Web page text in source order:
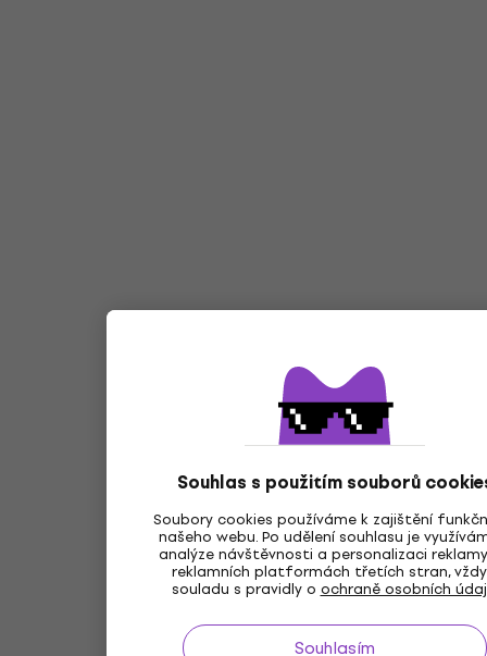
Souhlas s použitím souborů
Soubory cookies používáme k zajištění
našeho webu. Po udělení souhlasu je
analýze návštěvnosti a personalizaci
reklamních platformách třetích stran,
souladu s pravidly o ochraně osobních
Souhlasím